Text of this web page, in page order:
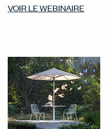
VOIR LE WEBINAIRE